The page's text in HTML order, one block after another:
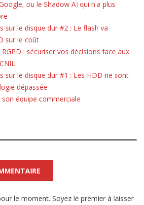
ou le Shadow AI qui n'a plus
sur le disque dur #2 : Le flash va
sur le coût
: sécuriser vos décisions face aux
sur le disque dur #1 : Les HDD ne sont
dépassée
équipe commerciale
le moment. Soyez le premier à laisser